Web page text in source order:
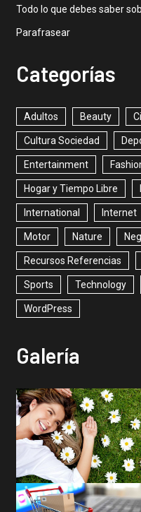
Todo lo que debes saber
Parafrasear
Categorías
Adultos Beauty
Cultura Sociedad
Entertainment
Hogar y Tiempo Libre
International Internet
Motor Nature
Recursos Referencias
Sports Technology
WordPress
Galería